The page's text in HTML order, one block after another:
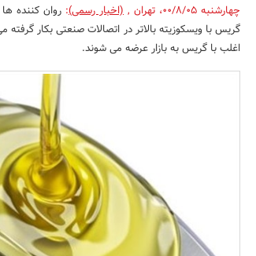
چهارشنبه 00/8/05 ، تهران , (اخبار رسمی): روان کننده
گریس با ویسکوزیته بالاتر در اتصالات صنعتی بکار
اغلب با گریس به بازار عرضه می شوند.